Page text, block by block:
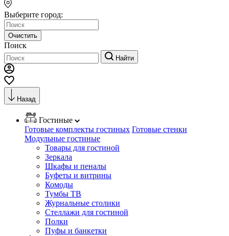
Выберите город:
Очистить
Поиск
Найти
Назад
Гостиные
Готовые комплекты гостиных Готовые стенки
Модульные гостиные
Товары для гостиной
Зеркала
Шкафы и пеналы
Буфеты и витрины
Комоды
Тумбы ТВ
Журнальные столики
Стеллажи для гостиной
Полки
Пуфы и банкетки